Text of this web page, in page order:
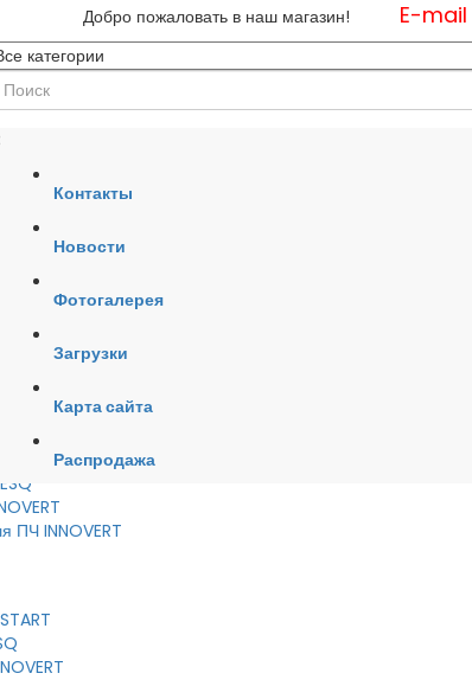
Добро пожаловать в наш магазин! E-mail
ПЧ INNOVERT
Контакты
Новости
Фотогалерея
Загрузки
Карта сайта
Распродажа